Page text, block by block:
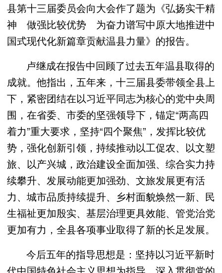
县第十三届委员会向大会作了题为《弘扬实干精
神 做强比较优势 为奋力谱写中原大地推进中
国式现代化新篇章贡献温县力量》的报告。
卢继成在报告中回顾了过去五年温县取得的
成就。他指出，五年来，十三届县委带领全县上
下，紧密团结在以习近平同志为核心的党中央周
围，在省委、市委的坚强领导下，锚定“两高四
着力”重大要求，坚持“四个聚焦”，发挥比较优
势，强化创新引领，持续推动以工促农、以文塑
旅、以产兴城，政治建设全面加强、综合实力持
续攀升、发展动能更加强劲、文旅发展更有活
力、城市品质持续提升、乡村面貌焕然一新、民
生福祉更加殷实、基层治理更具效能、管党治党
更加有力，全县各项事业取得了新的长足发展。
今后五年的指导思想是：坚持以习近平新时